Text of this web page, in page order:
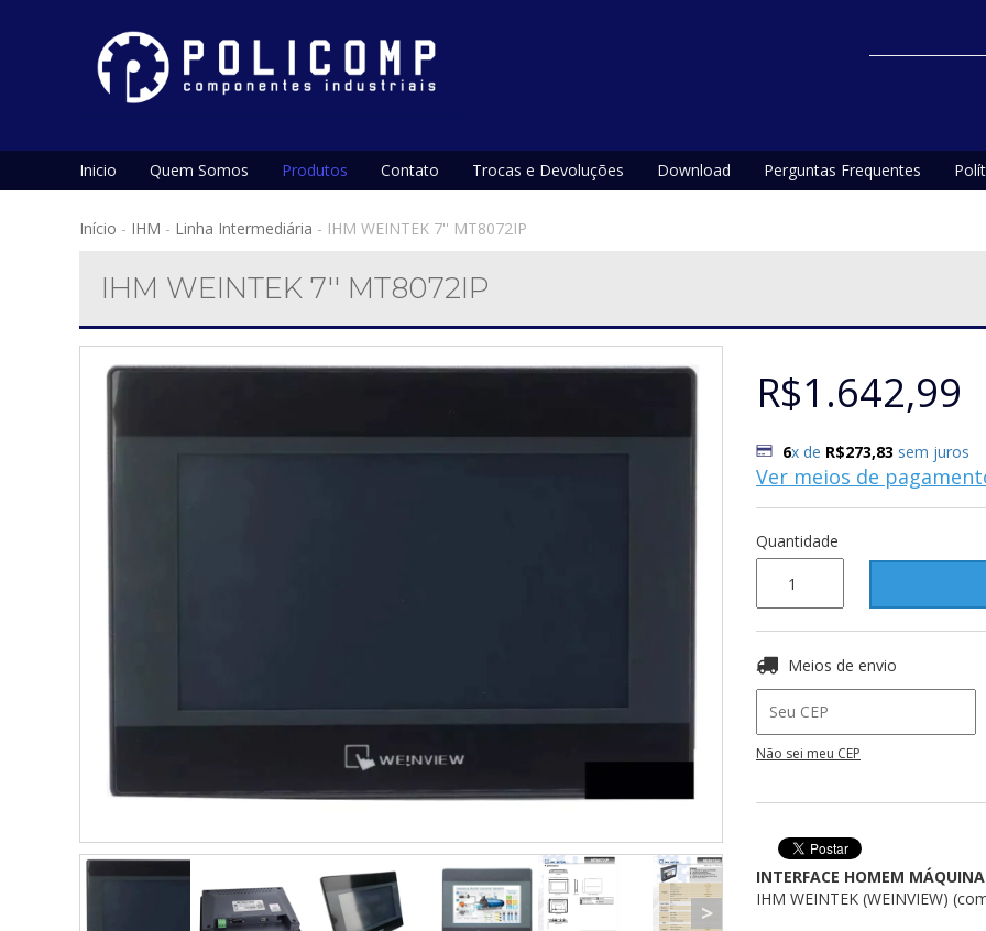
Inicio Quem Somos Produtos Contato Trocas e Devoluções Download Perguntas Frequentes
Início - IHM - Linha Intermediária - IHM WEINTEK 7'' MT8072IP
IHM WEINTEK 7'' MT8072IP
>
R$1.642,99
6x de R$273,83 sem juros
Ver meios de
Quantidade
Entregas para o CEP:
Meios de envio
Não sei meu CEP
INTERFACE HOMEM
IHM WEINTEK (WEINVIEW)